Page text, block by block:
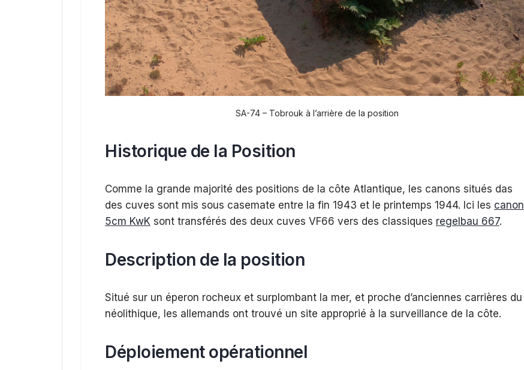
SA-74 – Tobrouk à l’arrière de la position
Historique de la Position
Comme la grande majorité des positions de la côte Atlantique, les canons situés das
des cuves sont mis sous casemate entre la fin 1943 et le printemps 1944. Ici les canon
5cm KwK sont transférés des deux cuves VF66 vers des classiques regelbau 667.
Description de la position
Situé sur un éperon rocheux et surplombant la mer, et proche d’anciennes carrières du
néolithique, les allemands ont trouvé un site approprié à la surveillance de la côte.
Déploiement opérationnel